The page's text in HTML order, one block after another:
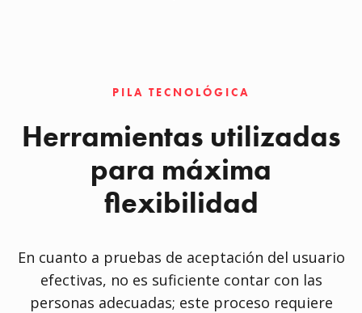
PILA TECNOLÓGICA
Herramientas utilizadas
para máxima
flexibilidad
En cuanto a pruebas de aceptación del usuario
efectivas, no es suficiente contar con las
personas adecuadas; este proceso requiere